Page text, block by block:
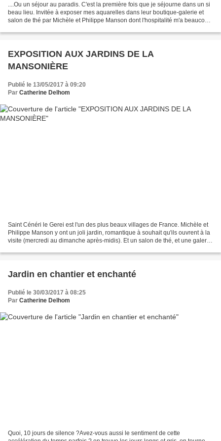
....Ou un séjour au paradis. C'est la première fois que je séjourne dans un si
beau lieu. Invitée à exposer mes aquarelles dans leur boutique-galerie et
salon de thé par Michèle et Philippe Manson dont l'hospitalité m'a beaucoup
EXPOSITION AUX JARDINS DE LA
MANSONIÈRE
Publié le 13/05/2017 à 09:20
Par Catherine Delhom
Saint Cénéri le Gerei est l'un des plus beaux villages de France. Michèle et
Philippe Manson y ont un joli jardin, romantique à souhait qu'ils ouvrent à la
visite (mercredi au dimanche après-midis). Et un salon de thé, et une galerie
Jardin en chantier et enchanté
Publié le 30/03/2017 à 08:25
Par Catherine Delhom
Quoi, 10 jours de silence ?Avez-vous aussi le sentiment de cette